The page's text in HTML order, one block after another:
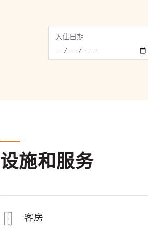
入住日期
设施和服务
客房